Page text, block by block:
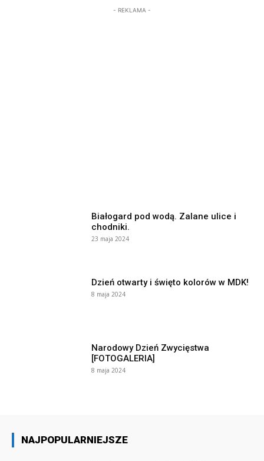
- REKLAMA -
Białogard pod wodą. Zalane ulice i
chodniki.
23 maja 2024
Dzień otwarty i święto kolorów w MDK!
8 maja 2024
Narodowy Dzień Zwycięstwa
[FOTOGALERIA]
8 maja 2024
NAJPOPULARNIEJSZE